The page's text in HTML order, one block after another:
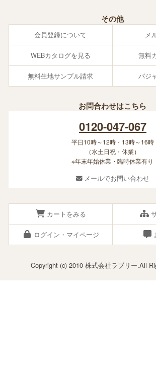
その他
会員登録について メ
WEBカタログを見る 無料
無料生地サンプル請求 パジ
お問合わせはこちら
0120-047-067
平日10時～12時・13時～16時
（水土日祝・休業）
※年末年始休業・臨時休業有り
メールでお問い合わせ
カートをみる
ログイン・マイページ
Copyright (c) 2010 株式会社ラブリー.All